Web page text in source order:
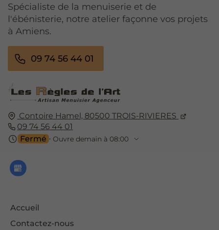
Contoire Hamel, 80500 TROIS-RIVIERES
09 74 56 44 01
Fermé ⋅ Ouvre demain à 08:00
Accueil
Contactez-nous
Spécialiste de la menuiserie et de
l'ébénisterie, notre atelier façonne vos projets
à Amiens.
09 74 56 44 01